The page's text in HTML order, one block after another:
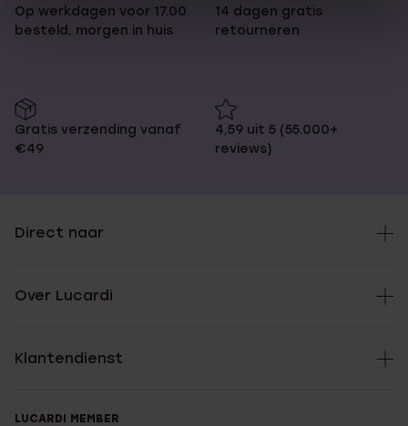
Op werkdagen voor 17.00
besteld, morgen in huis
14 dagen gratis
retourneren
Gratis verzending vanaf
€49
4,59 uit 5 (55.000+
reviews)
Direct naar
Over Lucardi
Klantendienst
LUCARDI MEMBER